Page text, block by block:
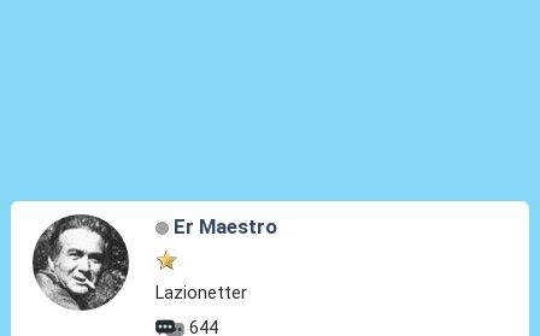
Er Maestro
Lazionetter
644